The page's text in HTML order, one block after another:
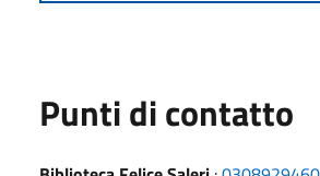
Punti di contatto